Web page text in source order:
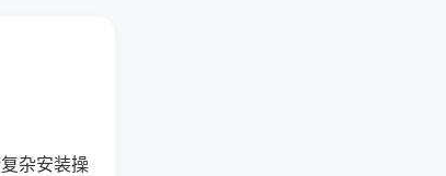
杂安装操